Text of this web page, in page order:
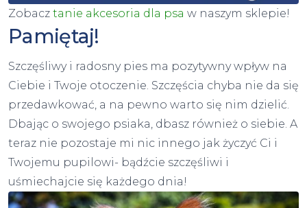
Zobacz tanie akcesoria dla psa w naszym sklepie!
Pamiętaj!
Szczęśliwy i radosny pies ma pozytywny wpływ na
Ciebie i Twoje otoczenie. Szczęścia chyba nie da się
przedawkować, a na pewno warto się nim dzielić.
Dbając o swojego psiaka, dbasz również o siebie. A
teraz nie pozostaje mi nic innego jak życzyć Ci i
Twojemu pupilowi- bądźcie szczęśliwi i
uśmiechajcie się każdego dnia!